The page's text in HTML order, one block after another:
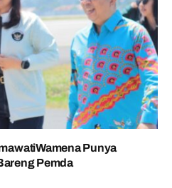
Punya
Pemda